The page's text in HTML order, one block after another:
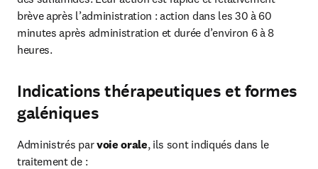
brève après l’administration : action dans les 30 à 60
minutes après administration et durée d’environ 6 à 8
heures.
Indications thérapeutiques et formes
galéniques
Administrés par voie orale, ils sont indiqués dans le
traitement de :